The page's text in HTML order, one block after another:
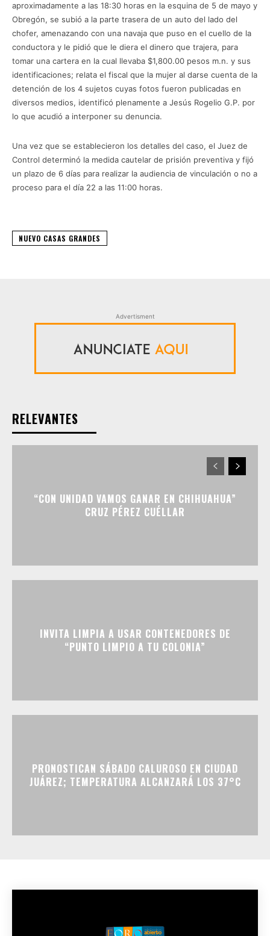
aproximadamente a las 18:30 horas en la esquina de 5 de mayo y
Obregón, se subió a la parte trasera de un auto del lado del
chofer, amenazando con una navaja que puso en el cuello de la
conductora y le pidió que le diera el dinero que trajera, para
tomar una cartera en la cual llevaba $1,800.00 pesos m.n. y sus
identificaciones; relata el fiscal que la mujer al darse cuenta de la
detención de los 4 sujetos cuyas fotos fueron publicadas en
diversos medios, identificó plenamente a Jesús Rogelio G.P. por
lo que acudió a interponer su denuncia.
Una vez que se establecieron los detalles del caso, el Juez de
Control determinó la medida cautelar de prisión preventiva y fijó
un plazo de 6 días para realizar la audiencia de vinculación o no a
proceso para el día 22 a las 11:00 horas.
NUEVO CASAS GRANDES
Advertisment
RELEVANTES
“CON UNIDAD VAMOS GANAR EN CHIHUAHUA”
CRUZ PÉREZ CUÉLLAR
INVITA LIMPIA A USAR CONTENEDORES DE
“PUNTO LIMPIO A TU COLONIA”
PRONOSTICAN SÁBADO CALUROSO EN CIUDAD
JUÁREZ; TEMPERATURA ALCANZARÁ LOS 37°C